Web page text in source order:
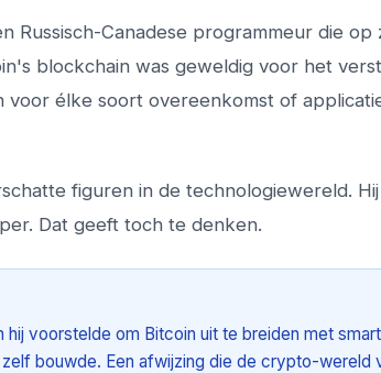
Russisch-Canadese programmeur die op
blockchain was geweldig voor het
élke soort overeenkomst of
figuren in de technologiewereld. Hij
Dat geeft toch te denken.
voorstelde om Bitcoin uit te breiden met smart
bouwde. Een afwijzing die de crypto-wereld